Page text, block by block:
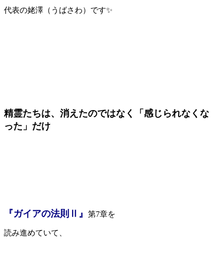
代表の姥澤（うばさわ）です✨️
精霊たちは、消えたのではなく「感じられなくな
った」だけ
『ガイアの法則Ⅱ』 第7章を
読み進めていて、